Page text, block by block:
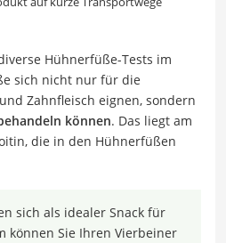
Hühnerfüße-Tests im
sich nicht nur für die
Zahnfleisch eignen, sondern
können. Das liegt am
die in den Hühnerfüßen
sich als idealer Snack für
können Sie Ihren Vierbeiner